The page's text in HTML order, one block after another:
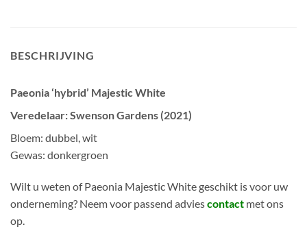
BESCHRIJVING
Paeonia ‘hybrid’ Majestic White
Veredelaar: Swenson Gardens (2021)
Bloem: dubbel, wit
Gewas: donkergroen
Wilt u weten of Paeonia Majestic White geschikt is voor uw
onderneming? Neem voor passend adviescontact met ons
op.